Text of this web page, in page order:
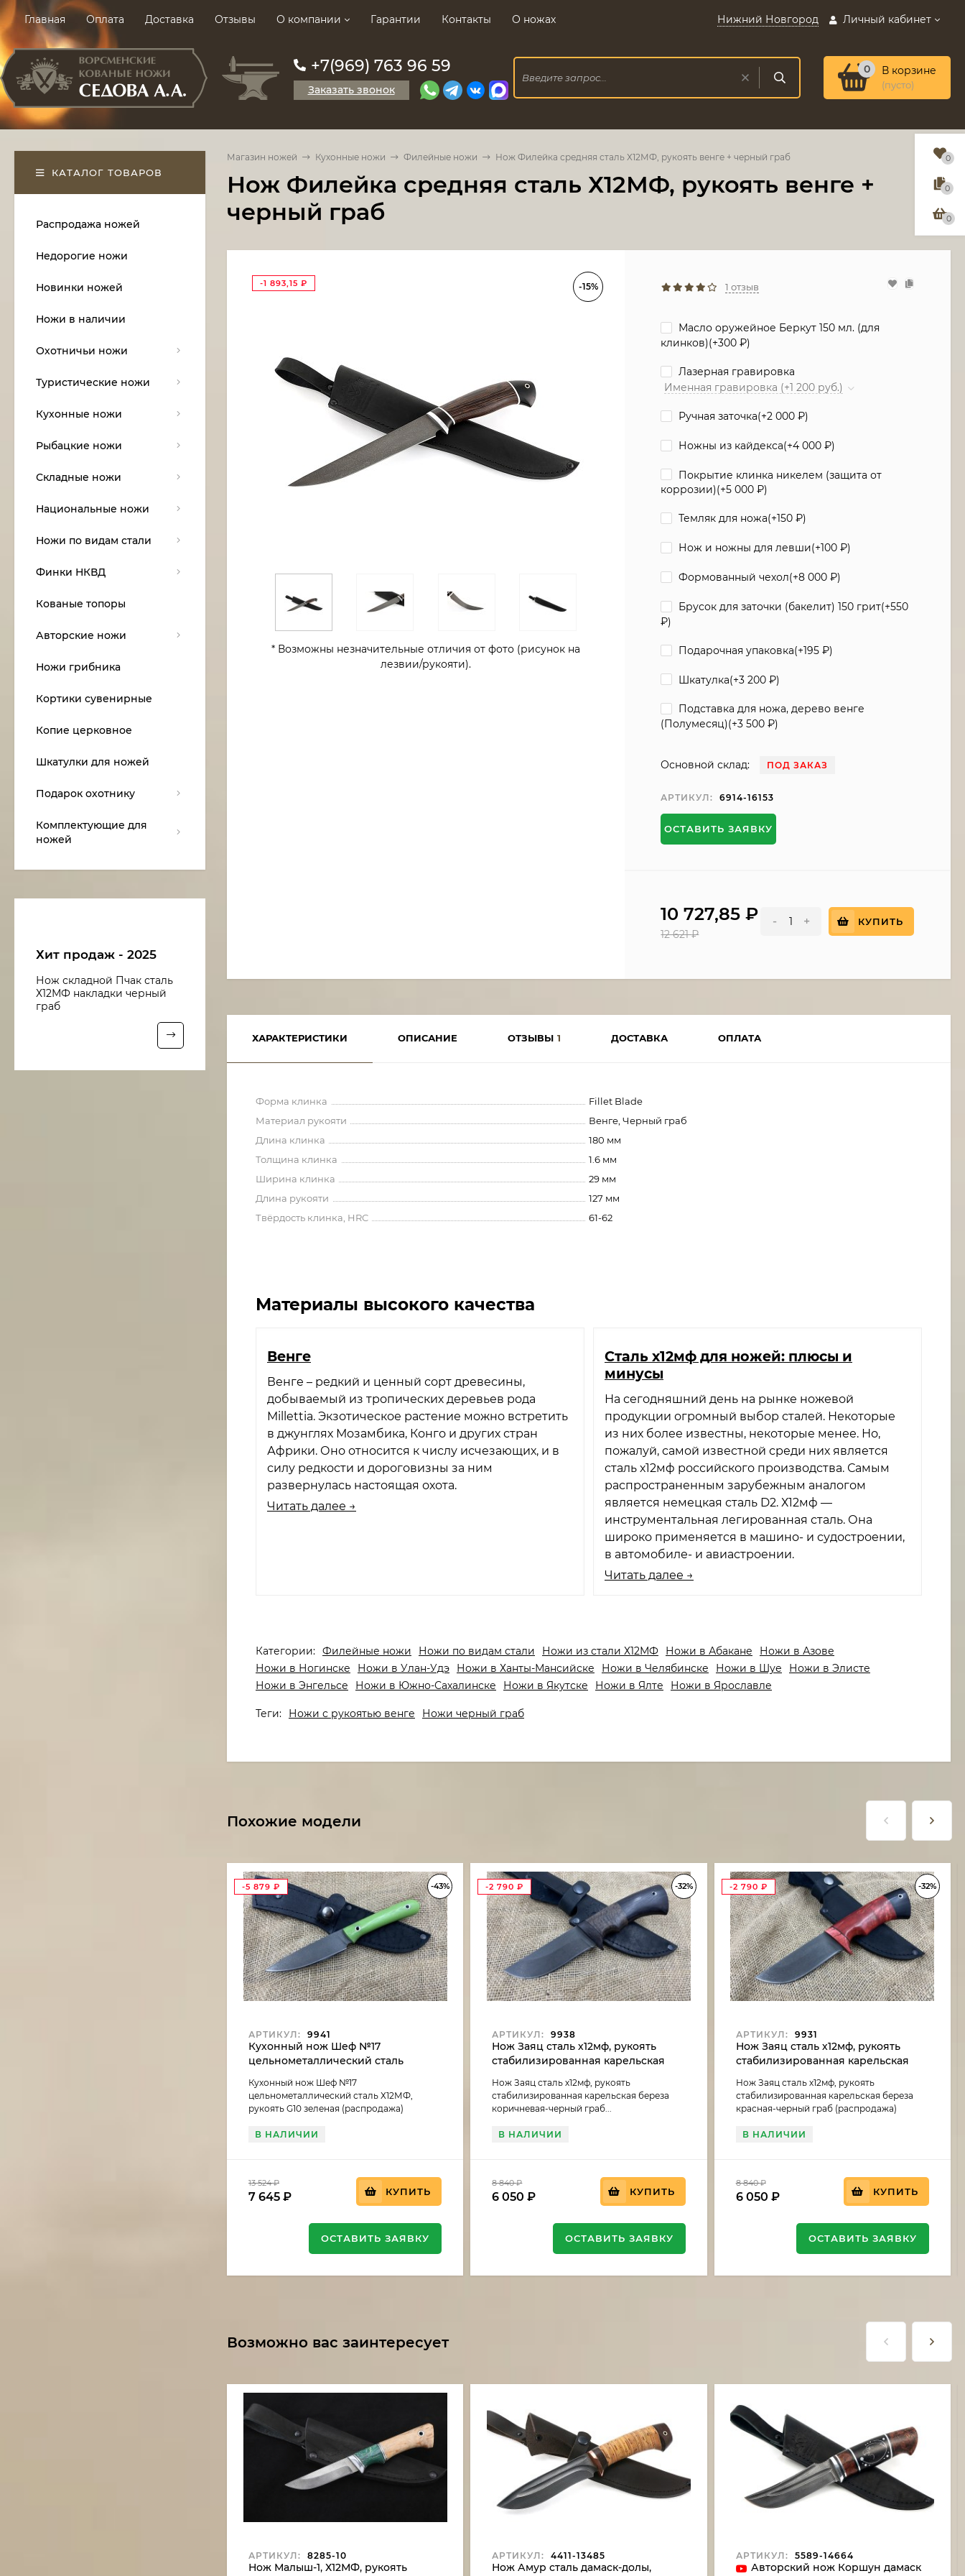
Главная Оплата Доставка Отзывы О компании Гарантии Контакты О ножах Нижний Новгород Личный кабинет
+7(969) 763 96 59
Заказать звонок
0 В корзине
(пусто)
Магазин ножей Кухонные ножи Филейные ножи Нож Филейка средняя сталь Х12МФ, рукоять венге + черный граб
Нож Филейка средняя сталь Х12МФ, рукоять венге +
черный граб
-15%
-1 893,15 ₽
* Возможны незначительные отличия от фото (рисунок на
лезвии/рукояти).
1 отзыв
Масло оружейное Беркут 150 мл. (для
клинков)(+300₽)
Лазерная гравировка
Именная гравировка (+1 200 руб.)
Ручная заточка(+2 000₽)
Ножны из кайдекса(+4 000₽)
Покрытие клинка никелем (защита от
коррозии)(+5 000₽)
Темляк для ножа(+150₽)
Нож и ножны для левши(+100₽)
Формованный чехол(+8 000₽)
Брусок для заточки (бакелит) 150 грит(+550
₽)
Подарочная упаковка(+195₽)
Шкатулка(+3 200₽)
Подставка для ножа, дерево венге
(Полумесяц)(+3 500₽)
Основной склад: ПОД ЗАКАЗ
АРТИКУЛ: 6914-16153
ОСТАВИТЬ ЗАЯВКУ
10 727,85₽
12 621₽
- + КУПИТЬ
ХАРАКТЕРИСТИКИ ОПИСАНИЕ ОТЗЫВЫ 1 ДОСТАВКА ОПЛАТА
Форма клинка
Fillet Blade
Материал рукояти
Венге, Черный граб
Длина клинка
180 мм
Толщина клинка
1.6 мм
Ширина клинка
29 мм
Длина рукояти
127 мм
Твёрдость клинка, HRC
61-62
Материалы высокого качества
Венге​
Венге – редкий и ценный сорт древесины,
добываемый из тропических деревьев рода
Millettia. Экзотическое растение можно встретить
в джунглях Мозамбика, Конго и других стран
Африки. Оно относится к числу исчезающих, и в
силу редкости и дороговизны за ним
развернулась настоящая охота.
Читать далее →
Сталь х12мф для ножей: плюсы и
минусы
На сегодняшний день на рынке ножевой
продукции огромный выбор сталей. Некоторые
из них более известны, некоторые менее. Но,
пожалуй, самой известной среди них является
сталь х12мф российского производства. Самым
распространенным зарубежным аналогом
является немецкая сталь D2. Х12мф —
инструментальная легированная сталь. Она
широко применяется в машино- и судостроении,
в автомобиле- и авиастроении.
Читать далее →
Категории: Филейные ножи Ножи по видам стали Ножи из стали Х12МФ Ножи в Абакане
Ножи в Азове
Ножи в Ногинске
Ножи в Улан-Удэ Ножи в Ханты-Мансийске Ножи в Челябинске Ножи в Шуе
Ножи в Элисте
Ножи в Энгельсе
Ножи в Южно-Сахалинске Ножи в Якутске Ножи в Ялте Ножи в Ярославле
Теги: Ножи с рукоятью венге Ножи черный граб
Похожие модели
-43%
-5 879 ₽
АРТИКУЛ: 9941
Кухонный нож Шеф №17
цельнометаллический сталь
(распродажа)
Кухонный нож Шеф №17
цельнометаллический сталь Х12МФ,
рукоять G10 зеленая (распродажа)
В НАЛИЧИИ
13 524₽
7 645 ₽ КУПИТЬ
ОСТАВИТЬ ЗАЯВКУ
-32%
-2 790₽
АРТИКУЛ: 9938
Нож Заяц сталь х12мф, рукоять
стабилизированная карельская
граб (распродажа)
Нож Заяц сталь х12мф, рукоять
стабилизированная карельская береза
коричневая-черный граб...
В НАЛИЧИИ
8 840₽
6 050₽ КУПИТЬ
ОСТАВИТЬ ЗАЯВКУ
-32%
-2 790 ₽
АРТИКУЛ: 9931
Нож Заяц сталь х12мф, рукоять
стабилизированная карельская
(распродажа)
Нож Заяц сталь х12мф, рукоять
стабилизированная карельская береза
красная-черный граб (распродажа)
В НАЛИЧИИ
8 840₽
6 050 ₽ КУПИТЬ
ОСТАВИТЬ ЗАЯВКУ
Возможно вас заинтересует
АРТИКУЛ: 8285-10
Нож Малыш-1, Х12МФ, рукоять
АРТИКУЛ: 4411-13485
Нож Амур сталь дамаск-долы,
АРТИКУЛ: 5589-14664
Авторский нож Коршун дамаск
КАТАЛОГ ТОВАРОВ
Распродажа ножей
Недорогие ножи
Новинки ножей
Ножи в наличии
Охотничьи ножи
Туристические ножи
Кухонные ножи
Рыбацкие ножи
Складные ножи
Национальные ножи
Ножи по видам стали
Финки НКВД
Кованые топоры
Авторские ножи
Ножи грибника
Кортики сувенирные
Копие церковное
Шкатулки для ножей
Подарок охотнику
Комплектующие для
ножей
Хит продаж - 2025
Нож складной Пчак сталь
Х12МФ накладки черный
граб
0
0
0